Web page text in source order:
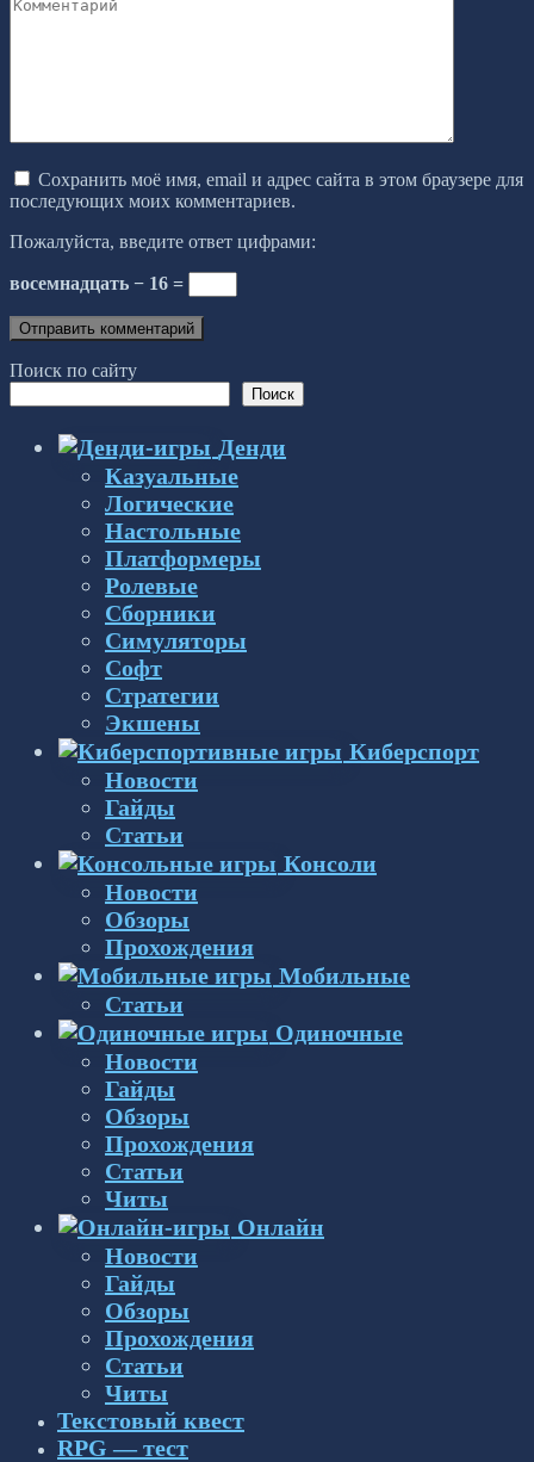
Сохранить моё имя, email и адрес сайта в этом браузере для
последующих моих комментариев.
Пожалуйста, введите ответ цифрами:
восемнадцать − 16 =
Поиск по сайту
Поиск
Денди
Казуальные
Логические
Настольные
Платформеры
Ролевые
Сборники
Симуляторы
Софт
Стратегии
Экшены
Киберспорт
Новости
Гайды
Статьи
Консоли
Новости
Обзоры
Прохождения
Мобильные
Статьи
Одиночные
Новости
Гайды
Обзоры
Прохождения
Статьи
Читы
Онлайн
Новости
Гайды
Обзоры
Прохождения
Статьи
Читы
Текстовый квест
RPG — тест